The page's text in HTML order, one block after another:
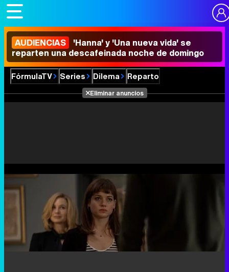
AUDIENCIAS 'Hanna' y 'Una nueva vida' se
reparten una descafeinada noche de domingo
FórmulaTV Series Dilema Reparto
Eliminar anuncios